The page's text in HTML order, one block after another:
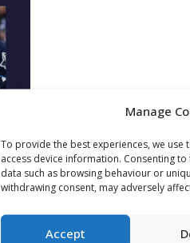
Manage
To provide the best experiences, we
access device information. Consenting
data such as browsing behaviour or
withdrawing consent, may adversely
Accept